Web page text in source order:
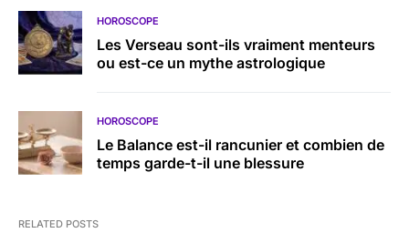
HOROSCOPE
Les Verseau sont-ils vraiment menteurs
ou est-ce un mythe astrologique
HOROSCOPE
Le Balance est-il rancunier et combien de
temps garde-t-il une blessure
RELATED POSTS